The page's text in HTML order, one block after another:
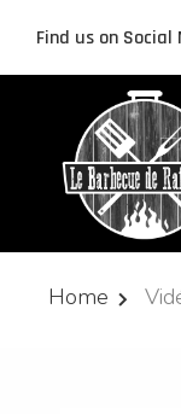
Find us on Social
Home